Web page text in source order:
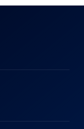
im
oben)